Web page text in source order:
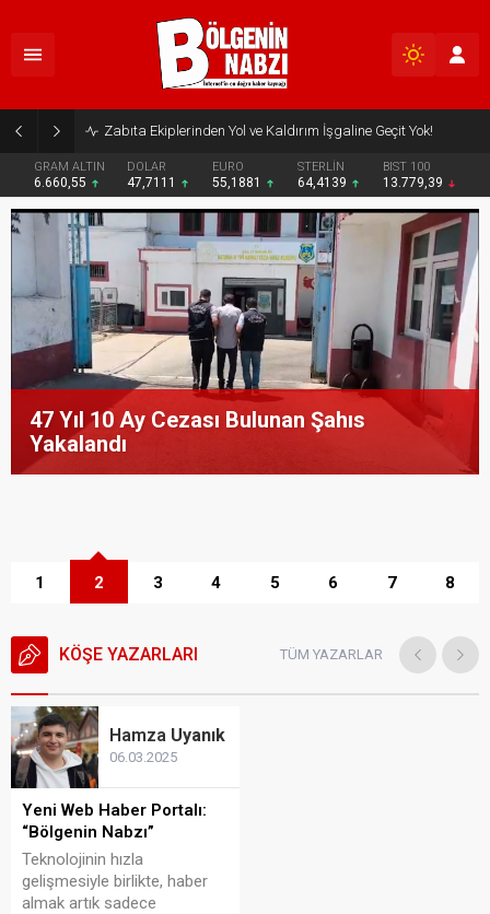
Zabıta Ekiplerinden Yol ve Kaldırım İşgaline Geçit Yok!
GRAM ALTIN
6.660,55
DOLAR
47,7111
EURO
55,1881
STERLİN
64,4139
BIST 100
13.779,39
47 Yıl 10 Ay Cezası Bulunan Şahıs
Yakalandı
1 2 3 4 5 6 7 8
KÖŞE YAZARLARI TÜM YAZARLAR
Hamza Uyanık
06.03.2025
Yeni Web Haber Portalı:
“Bölgenin Nabzı”
Teknolojinin hızla
gelişmesiyle birlikte, haber
almak artık sadece